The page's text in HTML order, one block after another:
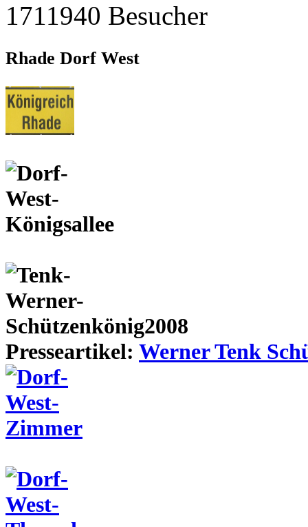
1711940 Besucher
Rhade Dorf West
Presseartikel: Werner Tenk